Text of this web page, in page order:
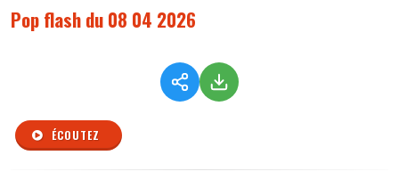
Pop flash du 08 04 2026
ÉCOUTEZ